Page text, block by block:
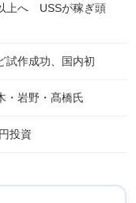
上へ USSが稼ぎ頭
作成功、国内初
・岩野・髙橋氏
投資